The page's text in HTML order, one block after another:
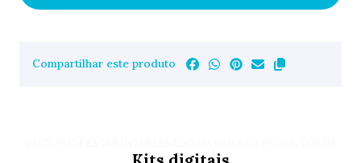
Compartilhar este produto